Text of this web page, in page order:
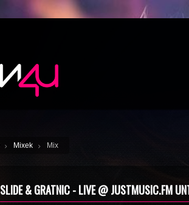
Mixek Mix
SLIDE & GRATNIC - LIVE @ JUSTMUSIC.FM